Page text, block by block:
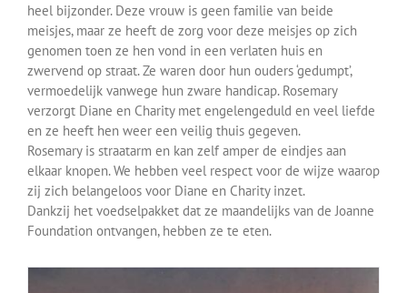
Nieuws
Sponsoring
Over ons
Contact
heel bijzonder. Deze vrouw is geen familie van beide
meisjes, maar ze heeft de zorg voor deze meisjes op zich
genomen toen ze hen vond in een verlaten huis en
zwervend op straat. Ze waren door hun ouders ‘gedumpt’,
vermoedelijk vanwege hun zware handicap. Rosemary
verzorgt Diane en Charity met engelengeduld en veel liefde
en ze heeft hen weer een veilig thuis gegeven.
Rosemary is straatarm en kan zelf amper de eindjes aan
elkaar knopen. We hebben veel respect voor de wijze waarop
zij zich belangeloos voor Diane en Charity inzet.
Dankzij het voedselpakket dat ze maandelijks van de Joanne
Foundation ontvangen, hebben ze te eten.